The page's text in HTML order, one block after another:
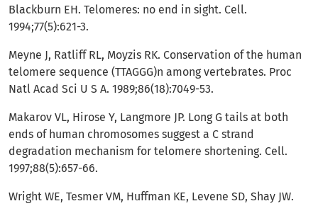
Blackburn EH. Telomeres: no end in sight. Cell.
1994;77(5):621-3.
Meyne J, Ratliff RL, Moyzis RK. Conservation of the human
telomere sequence (TTAGGG)n among vertebrates. Proc
Natl Acad Sci U S A. 1989;86(18):7049-53.
Makarov VL, Hirose Y, Langmore JP. Long G tails at both
ends of human chromosomes suggest a C strand
degradation mechanism for telomere shortening. Cell.
1997;88(5):657-66.
Wright WE, Tesmer VM, Huffman KE, Levene SD, Shay JW.